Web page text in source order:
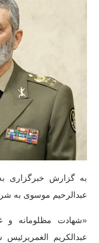
به گزارش خبرگزاری
عبدالرحیم موسوی به
«شهادت مظلومانه و
عبدالکریم الغمریرئیس